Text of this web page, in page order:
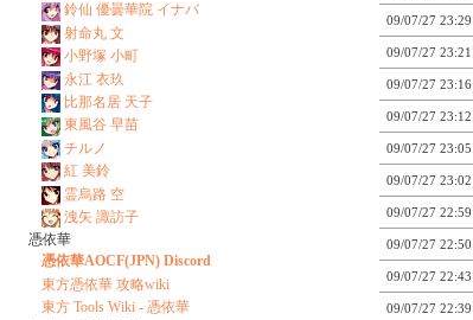
09/07/27 23:29
09/07/27 23:21
09/07/27 23:16
09/07/27 23:12
09/07/27 23:05
09/07/27 23:02
09/07/27 22:59
09/07/27 22:50
09/07/27 22:43
09/07/27 22:39
鈴仙 優曇華院 イナバ
射命丸 文
小野塚 小町
永江 衣玖
比那名居 天子
東風谷 早苗
チルノ
紅 美鈴
霊烏路 空
洩矢 諏訪子
憑依華
憑依華AOCF(JPN) Discord
東方憑依華 攻略wiki
東方 Tools Wiki - 憑依華